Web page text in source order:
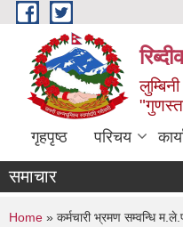
Skip to main content
गृहपृष्ठ परिचय
समाचार
You are here
Home » कर्मचारी भ्रमण सम्वन्धि